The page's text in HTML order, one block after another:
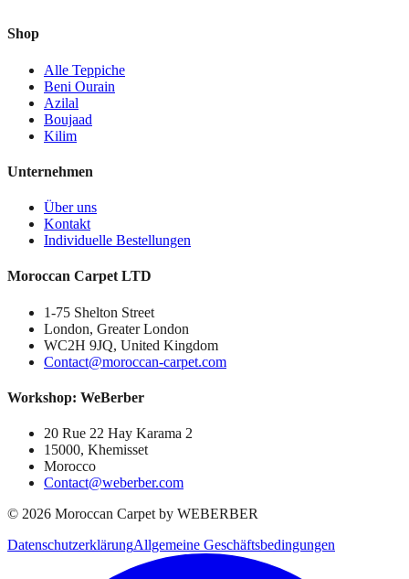
Shop
Alle Teppiche
Beni Ourain
Azilal
Boujaad
Kilim
Unternehmen
Über uns
Kontakt
Individuelle Bestellungen
Moroccan Carpet LTD
1-75 Shelton Street
London, Greater London
WC2H 9JQ, United Kingdom
Contact@moroccan-carpet.com
Workshop: WeBerber
20 Rue 22 Hay Karama 2
15000, Khemisset
Morocco
Contact@weberber.com
© 2026 Moroccan Carpet by WEBERBER
DatenschutzerklärungAllgemeine Geschäftsbedingungen